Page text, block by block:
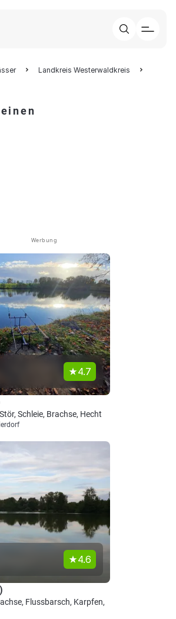
Landkreis Westerwaldkreis
Werbung
4.7
Schleie, Brachse, Hecht
4.6
Flussbarsch, Karpfen,